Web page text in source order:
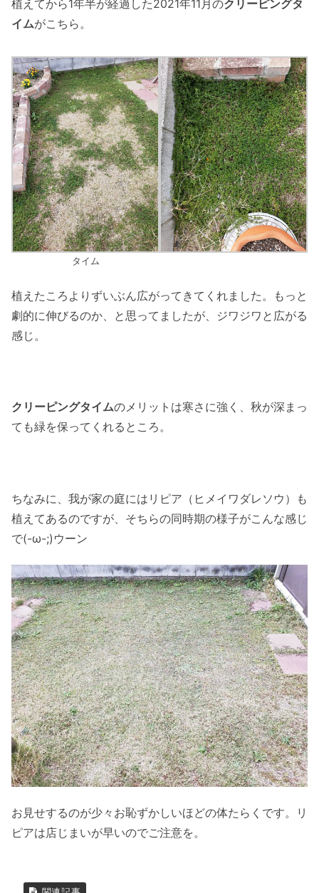
植えてから1年半が経過した2021年11月のクリーピングタ
イムがこちら。
タイム
植えたころよりずいぶん広がってきてくれました。もっと
劇的に伸びるのか、と思ってましたが、ジワジワと広がる
感じ。
クリーピングタイムのメリットは寒さに強く、秋が深まっ
ても緑を保ってくれるところ。
ちなみに、我が家の庭にはリピア（ヒメイワダレソウ）も
植えてあるのですが、そちらの同時期の様子がこんな感じ
で(-ω-;)ウーン
お見せするのが少々お恥ずかしいほどの体たらくです。リ
ピアは店じまいが早いのでご注意を。